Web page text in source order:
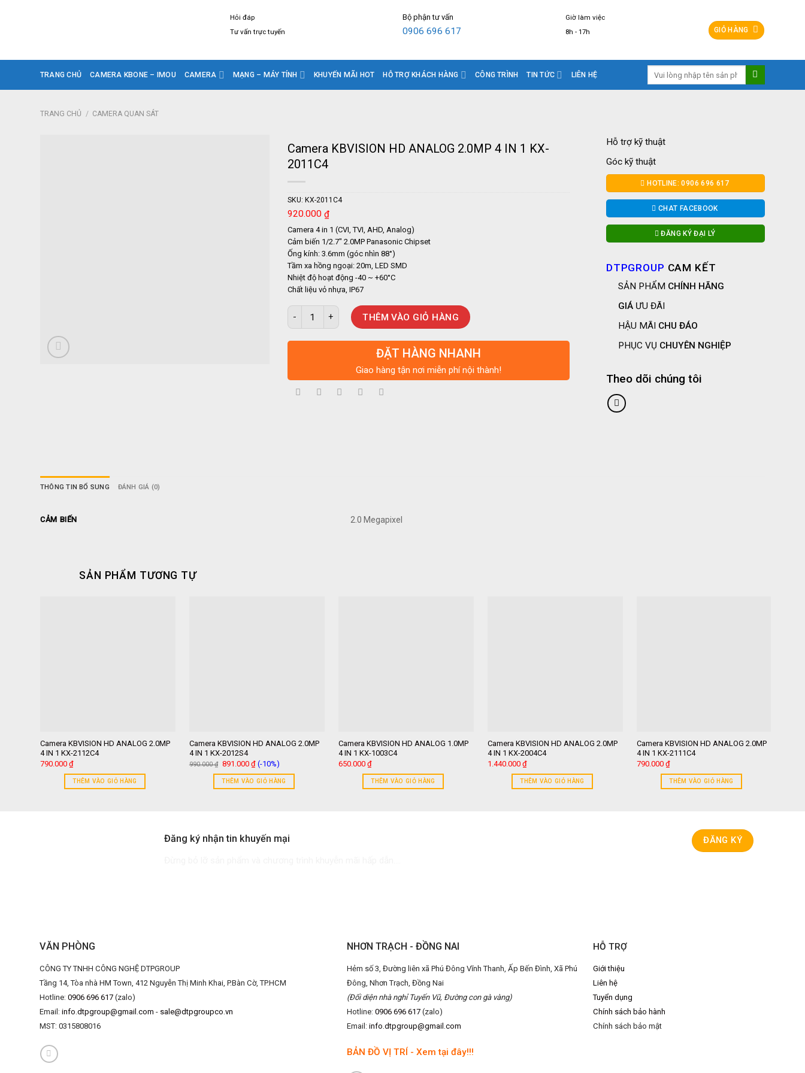
Hỏi đáp
Tư vấn trực tuyến
Bộ phận tư vấn
0906 696 617
Giờ làm việc
8h - 17h
GIỎ HÀNG
TRANG CHỦ CAMERA KBONE – IMOU CAMERA MẠNG – MÁY TÍNH KHUYẾN MÃI HOT HỖ TRỢ KHÁCH HÀNG CÔNG TRÌNH TIN TỨC LIÊN HỆ
TRANG CHỦ / CAMERA QUAN SÁT
Camera KBVISION HD ANALOG 2.0MP 4 IN 1 KX-
2011C4
SKU:KX-2011C4
920.000₫
Camera 4 in 1 (CVI, TVI, AHD, Analog)
Cảm biến 1/2.7″ 2.0MP Panasonic Chipset
Ống kính: 3.6mm (góc nhìn 88°)
Tầm xa hồng ngoại: 20m, LED SMD
Nhiệt độ hoạt động -40 ~ +60°C
Chất liệu vỏ nhựa, IP67
Camera KBVISION HD ANALOG 2.0MP 4 IN 1 KX-2011C4 số lượng
THÊM VÀO GIỎ HÀNG
ĐẶT HÀNG NHANH
Giao hàng tận nơi miễn phí nội thành!
Hỗ trợ kỹ thuật
Góc kỹ thuật
HOTLINE: 0906 696 617
CHAT FACEBOOK
ĐĂNG KÝ ĐẠI LÝ
DTPGROUP CAM KẾT
SẢN PHẨM CHÍNH HÃNG
GIÁƯU ĐÃI
HẬU MÃI CHU ĐÁO
PHỤC VỤ CHUYÊN NGHIỆP
Theo dõi chúng tôi
THÔNG TIN BỔ SUNG ĐÁNH GIÁ (0)
CẢM BIẾN 2.0 Megapixel
SẢN PHẨM TƯƠNG TỰ
Camera KBVISION HD ANALOG 2.0MP
4 IN 1 KX-2112C4
790.000 ₫
THÊM VÀO GIỎ HÀNG
Camera KBVISION HD ANALOG 2.0MP
4 IN 1 KX-2012S4
990.000₫ Giá
là:
990.000 ₫.
891.000 ₫Giá
hiện
tại
là:
891.000 ₫.
(-10%)
THÊM VÀO GIỎ HÀNG
Camera KBVISION HD ANALOG 1.0MP
4 IN 1 KX-1003C4
650.000 ₫
THÊM VÀO GIỎ HÀNG
Camera KBVISION HD ANALOG 2.0MP
4 IN 1 KX-2004C4
1.440.000 ₫
THÊM VÀO GIỎ HÀNG
Camera KBVISION HD ANALOG 2.0MP
4 IN 1 KX-2111C4
790.000 ₫
THÊM VÀO GIỎ HÀNG
Đăng ký nhận tin khuyến mại
VĂN PHÒNG
CÔNG TY TNHH CÔNG NGHỆ DTPGROUP
Tầng 14, Tòa nhà HM Town, 412 Nguyễn Thị Minh Khai, P.Bàn Cờ, TP.HCM
Hotline: 0906 696 617(zalo)
Email: info.dtpgroup@gmail.com - sale@dtpgroupco.vn
MST: 0315808016
NHƠN TRẠCH - ĐỒNG NAI
Hẻm số 3, Đường liên xã Phú Đông Vĩnh Thanh, Ấp Bến Đình, Xã Phú
Đông, Nhơn Trạch, Đồng Nai
(Đối diện nhà nghỉ Tuyến Vũ, Đường con gà vàng)
Hotline:0906 696 617 (zalo)
Email:info.dtpgroup@gmail.com
BẢN ĐỒ VỊ TRÍ - Xem tại đây!!!
HỖ TRỢ
Giới thiệu
Liên hệ
Tuyển dụng
Chính sách bảo hành
Chính sách bảo mật